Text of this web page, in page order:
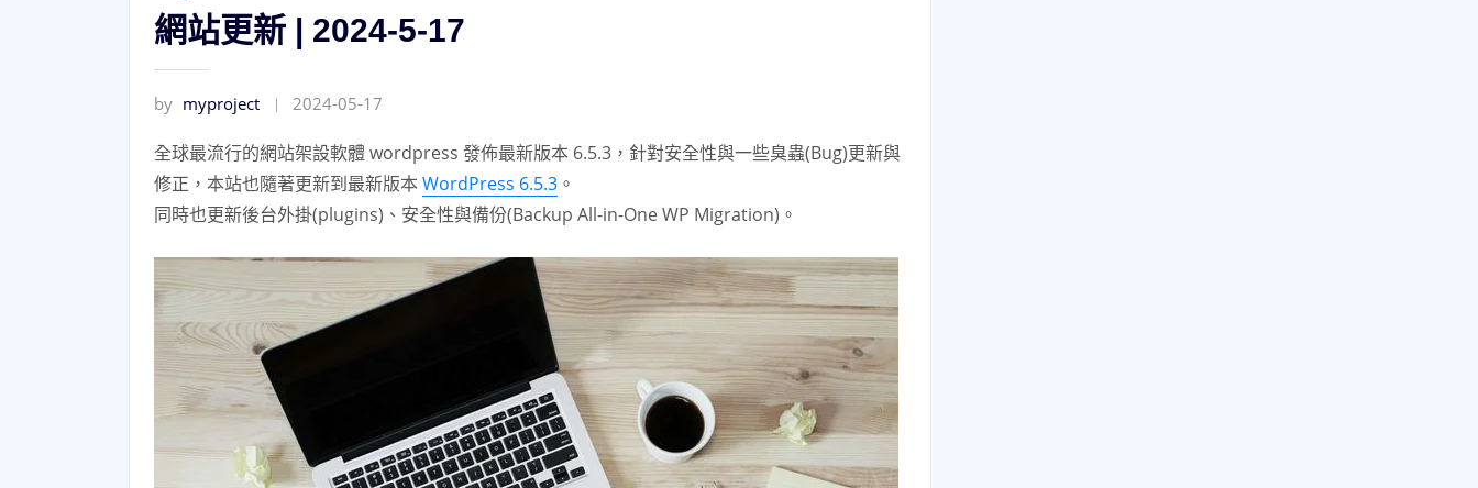
網站更新 | 2024-5-17
by myproject 2024-05-17
全球最流行的網站架設軟體 wordpress 發佈最新版本 6.5.3，針對安全性與一些臭蟲(Bug)更新與
修正，本站也隨著更新到最新版本WordPress 6.5.3 。
同時也更新後台外掛(plugins)、安全性與備份(Backup All-in-One WP Migration)。